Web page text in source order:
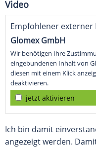
Video
Empfohlener externer
Glomex GmbH
Wir benötigen Ihre
eingebundenen Inhalt von
diesen mit einem Klick
deaktivieren.
jetzt aktivieren
Ich bin damit
angezeigt werden.